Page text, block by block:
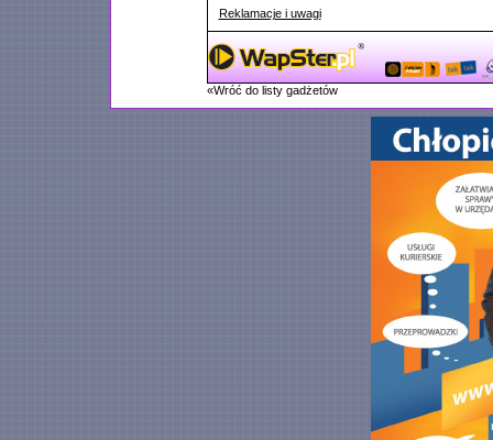
Reklamacje i uwagi
«Wróć do listy gadżetów